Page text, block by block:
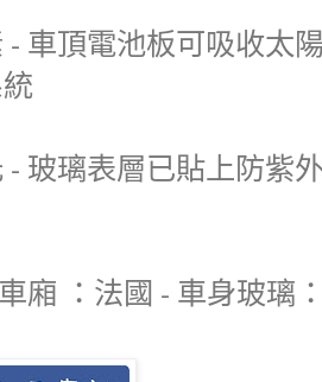
- 車頂電池板可吸收太
- 玻璃表層已貼上防紫
廂 ：法國 - 車身玻璃